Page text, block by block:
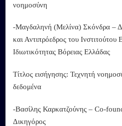
νοημοσύνη
-Μαγδαληνή (Μελίνα) Σκόνδρα –
και Αντιπρόεδρος του Ινστιτούτου
Ιδιωτικότητας Βόρειας Ελλάδας
Τίτλος εισήγησης: Τεχνητή
δεδομένα
-Βασίλης Καρκατζούνης – Co-
Δικηγόρος